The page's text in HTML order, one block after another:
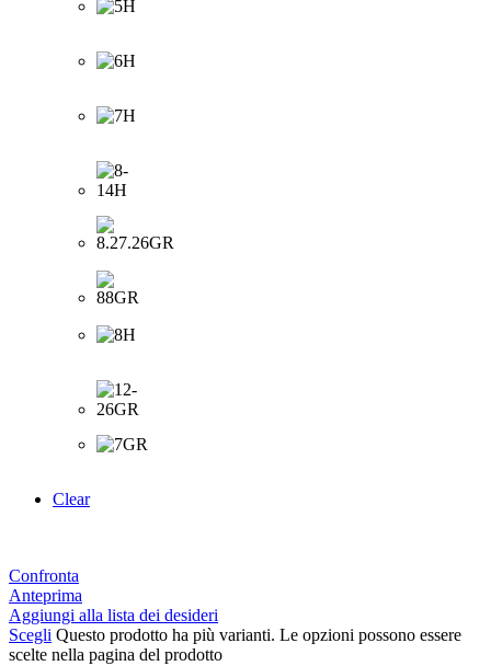
Clear
Confronta
Anteprima
Aggiungi alla lista dei desideri
Scegli Questo prodotto ha più varianti. Le opzioni possono essere
scelte nella pagina del prodotto